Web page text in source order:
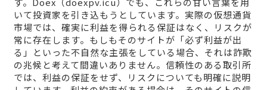
いて投資家を引き込もうとしています。実際の仮想通貨
市場では、確実に利益を得られる保証はなく、リスクが
常に存在します。もしもそのサイトが「必ず利益が出
る」といった不自然な主張をしている場合、それは詐欺
の兆候と考えて間違いありません。信頼性のある取引所
では、利益の保証をせず、リスクについても明確に説明